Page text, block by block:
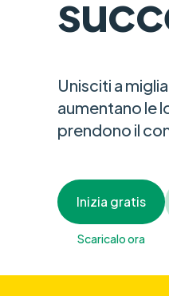
Unisciti a
aumentano le
prendono il
Inizia gratis
Scaricalo ora